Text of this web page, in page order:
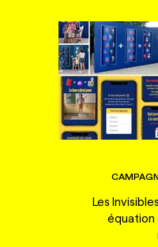
Les
équation